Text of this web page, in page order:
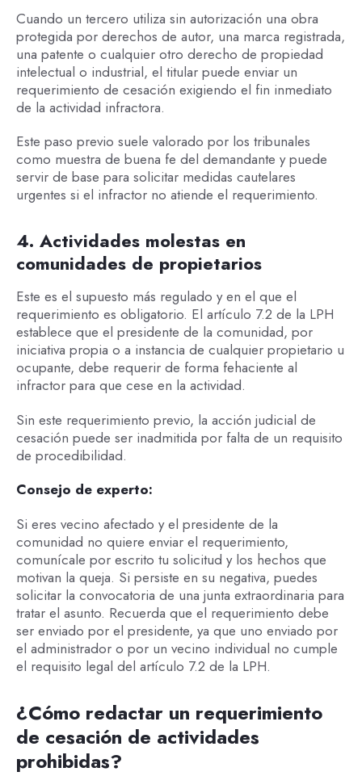
Cuando un tercero utiliza sin autorización una obra
protegida por derechos de autor, una marca registrada,
una patente o cualquier otro derecho de propiedad
intelectual o industrial, el titular puede enviar un
requerimiento de cesación exigiendo el fin inmediato
de la actividad infractora.
Este paso previo suele valorado por los tribunales
como muestra de buena fe del demandante y puede
servir de base para solicitar medidas cautelares
urgentes si el infractor no atiende el requerimiento.
4. Actividades molestas en
comunidades de propietarios
Este es el supuesto más regulado y en el que el
requerimiento es obligatorio. El artículo 7.2 de la LPH
establece que el presidente de la comunidad, por
iniciativa propia o a instancia de cualquier propietario u
ocupante, debe requerir de forma fehaciente al
infractor para que cese en la actividad.
Sin este requerimiento previo, la acción judicial de
cesación puede ser inadmitida por falta de un requisito
de procedibilidad.
Consejo de experto:
Si eres vecino afectado y el presidente de la
comunidad no quiere enviar el requerimiento,
comunícale por escrito tu solicitud y los hechos que
motivan la queja. Si persiste en su negativa, puedes
solicitar la convocatoria de una junta extraordinaria para
tratar el asunto. Recuerda que el requerimiento debe
ser enviado por el presidente, ya que uno enviado por
el administrador o por un vecino individual no cumple
el requisito legal del artículo 7.2 de la LPH.
¿Cómo redactar un requerimiento
de cesación de actividades
prohibidas?